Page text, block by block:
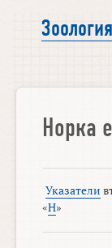
Норка
Указатели
«Н»